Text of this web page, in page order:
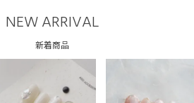
NEW ARRIVAL
新着商品